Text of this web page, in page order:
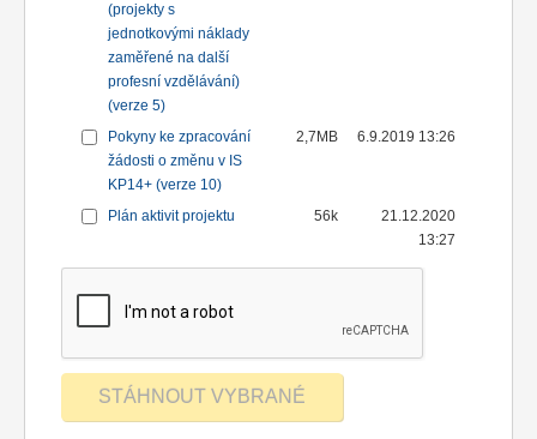
(projekty s
jednotkovými náklady
zaměřené na další
profesní vzdělávání)
(verze 5)
Pokyny ke zpracování
žádosti o změnu v IS
KP14+ (verze 10)
2,7MB 6.9.2019 13:26
Plán aktivit projektu 56k
21.12.2020
13:27